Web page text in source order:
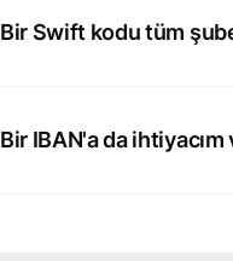
Bir Swift kodu tüm
Bir IBAN'a da ihtiyacım